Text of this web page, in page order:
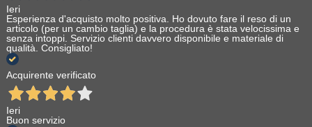
Ieri
Esperienza d'acquisto molto positiva. Ho dovuto fare il reso di un
articolo (per un cambio taglia) e la procedura è stata velocissima e
senza intoppi. Servizio clienti davvero disponibile e materiale di
qualità. Consigliato!
Acquirente verificato
Ieri
Buon servizio